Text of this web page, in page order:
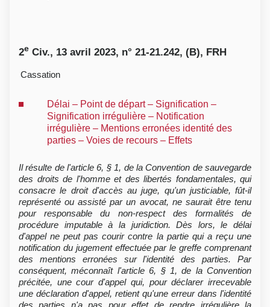
2e Civ., 13 avril 2023, n° 21-21.242, (B), FRH
Cassation
Délai – Point de départ – Signification –
Signification irrégulière – Notification
irrégulière – Mentions erronées identité des
parties – Voies de recours – Effets
Il résulte de l'article 6, § 1, de la Convention de sauvegarde
des droits de l'homme et des libertés fondamentales, qui
consacre le droit d'accès au juge, qu'un justiciable, fût-il
représenté ou assisté par un avocat, ne saurait être tenu
pour responsable du non-respect des formalités de
procédure imputable à la juridiction. Dès lors, le délai
d'appel ne peut pas courir contre la partie qui a reçu une
notification du jugement effectuée par le greffe comprenant
des mentions erronées sur l'identité des parties. Par
conséquent, méconnaît l'article 6, § 1, de la Convention
précitée, une cour d'appel qui, pour déclarer irrecevable
une déclaration d'appel, retient qu'une erreur dans l'identité
des parties n'a pas pour effet de rendre irrégulière la